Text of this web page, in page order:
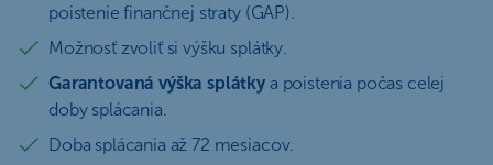
poistenie finančnej straty (GAP).
Možnosť zvoliť si výšku splátky.
Garantovaná výška splátky a poistenia počas celej
doby splácania.
Doba splácania až 72 mesiacov.